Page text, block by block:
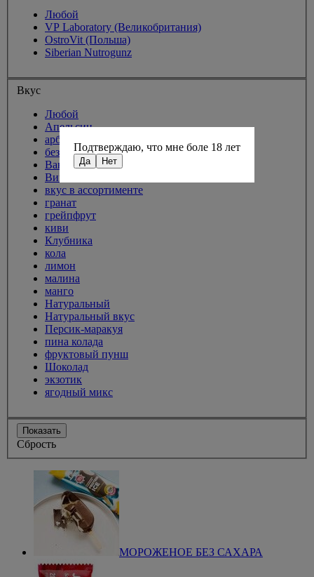
Любой
VP Laboratory (Великобритания)
OstroVit (Польша)
Siberian Nutrogunz
Вкус
Любой
Апельсин
арбуз
без вкуса
Ваниль
Вишня
вкус в ассортименте
гранат
грейпфрут
киви
Клубника
кола
лимон
малина
манго
Натуральный
Натуральный вкус
Персик-маракуя
пина колада
фруктовый пунш
Шоколад
экзотик
ягодный микс
Показать
Сбрость
МОРОЖЕНОЕ БЕЗ САХАРА
Подтверждаю, что мне боле 18 лет
Да Нет